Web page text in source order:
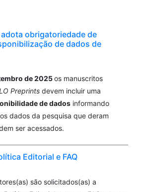
obrigatoriedade de
de dados de
de 2025os manuscritos
Preprints devem incluir uma
de dados informando
dados da pesquisa que deram
ser acessados.
Editorial e FAQ
são solicitados(as) a